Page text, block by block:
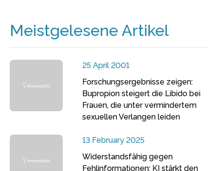
Meistgelesene Artikel
25 April 2001
Forschungsergebnisse zeigen:
Bupropion steigert die Libido bei
Frauen, die unter vermindertem
sexuellen Verlangen leiden
13 February 2025
Widerstandsfähig gegen
Fehlinformationen: KI stärkt den